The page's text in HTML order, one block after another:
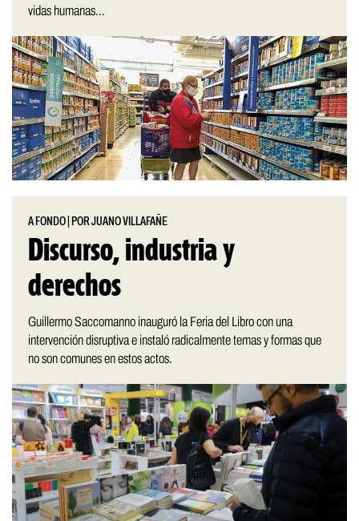
vidas humanas...
A FONDO POR JUANO VILLAFAÑE
Discurso, industria y
derechos
Guillermo Saccomanno inauguró la Feria del Libro con una
intervención disruptiva e instaló radicalmente temas y formas que
no son comunes en estos actos.